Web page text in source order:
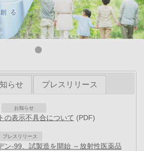
らせ プレスリリース
お知らせ
の表示不具合について (PDF)
プレスリリース
ン-99、試製造を開始 ～放射性医薬品